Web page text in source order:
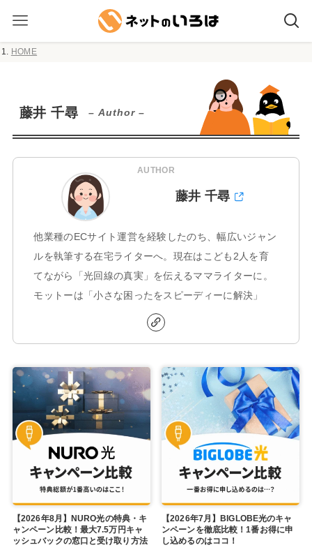
HOME
藤井 千尋 – Author –
AUTHOR
藤井 千尋
他業種のECサイト運営を経験したのち、幅広いジャン
ルを執筆する在宅ライターへ。現在はこども2人を育
てながら「光回線の真実」を伝えるママライターに。
モットーは「小さな困ったをスピーディーに解決」
【2026年8月】NURO光の特典・キ
ャンペーン比較！最大7.5万円キャ
ッシュバックの窓口と受け取り方法
【2026年7月】BIGLOBE光のキャ
ンペーンを徹底比較！1番お得に申
し込めるのはココ！